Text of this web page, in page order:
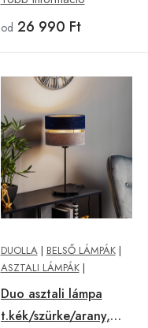
od 26 990 Ft
DUOLLA| BELSŐ LÁMPÁK|
ASZTALI LÁMPÁK|
Duo asztali lámpa
t.kék/szürke/arany,